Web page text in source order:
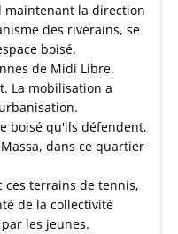
maintenant la direction
des riverains, se
boisé.
de Midi Libre.
La mobilisation a
boisé qu'ils défendent,
dans ce quartier
ces terrains de tennis,
de la collectivité
les jeunes.